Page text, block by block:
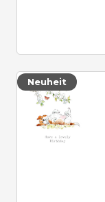
Neuheit